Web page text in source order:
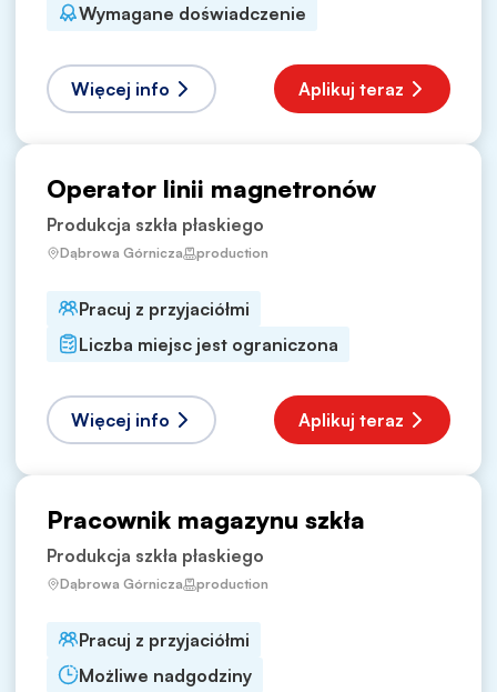
Wymagane doświadczenie
Więcej info Aplikuj teraz
Operator linii magnetronów
Produkcja szkła płaskiego
Dąbrowa Górnicza production
Pracuj z przyjaciółmi
Liczba miejsc jest ograniczona
Więcej info Aplikuj teraz
Pracownik magazynu szkła
Produkcja szkła płaskiego
Dąbrowa Górnicza production
Pracuj z przyjaciółmi
Możliwe nadgodziny